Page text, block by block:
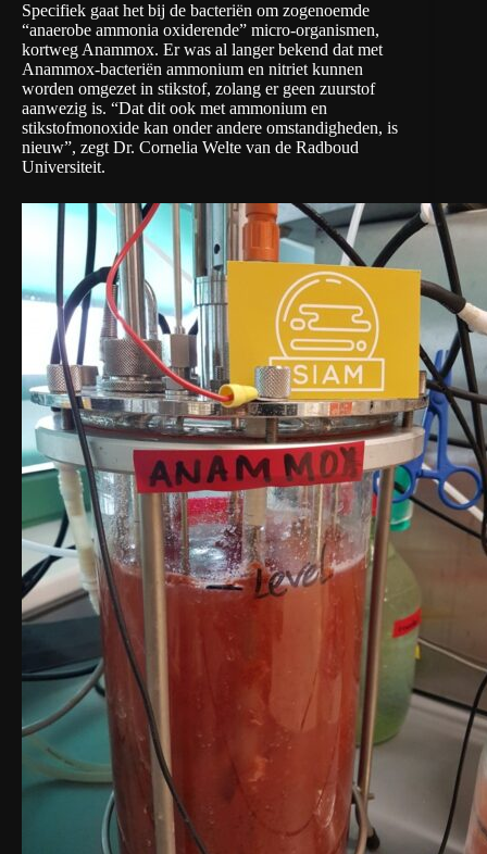
Specifiek gaat het bij de bacteriën om zogenoemde
“anaerobe ammonia oxiderende” micro-organismen,
kortweg Anammox. Er was al langer bekend dat met
Anammox-bacteriën ammonium en nitriet kunnen
worden omgezet in stikstof, zolang er geen zuurstof
aanwezig is. “Dat dit ook met ammonium en
stikstofmonoxide kan onder andere omstandigheden, is
nieuw”, zegt Dr. Cornelia Welte van de Radboud
Universiteit.